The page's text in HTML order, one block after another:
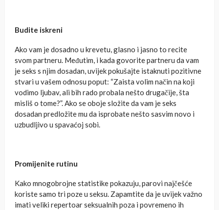
Budite iskreni
Ako vam je dosadno u krevetu, glasno i jasno to recite
svom partneru. Međutim, i kada govorite partneru da vam
je seks s njim dosadan, uvijek pokušajte istaknuti pozitivne
stvari u vašem odnosu poput: “Zaista volim način na koji
vodimo ljubav, ali bih rado probala nešto drugačije, šta
misliš o tome?”. Ako se oboje složite da vam je seks
dosadan predložite mu da isprobate nešto sasvim novo i
uzbudljivo u spavaćoj sobi.
Promijenite rutinu
Kako mnogobrojne statistike pokazuju, parovi najčešće
koriste samo tri poze u seksu. Zapamtite da je uvijek važno
imati veliki repertoar seksualnih poza i povremeno ih